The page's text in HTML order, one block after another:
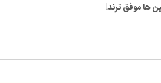
ها موفق ترند!